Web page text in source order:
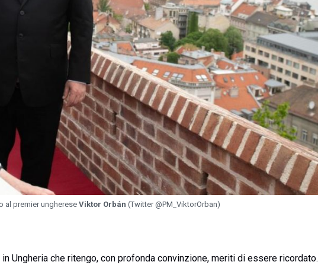
al premier unghereseViktor Orbán (Twitter @PM_ViktorOrban)
Ungheria che ritengo, con profonda convinzione, meriti di essere ricordato.